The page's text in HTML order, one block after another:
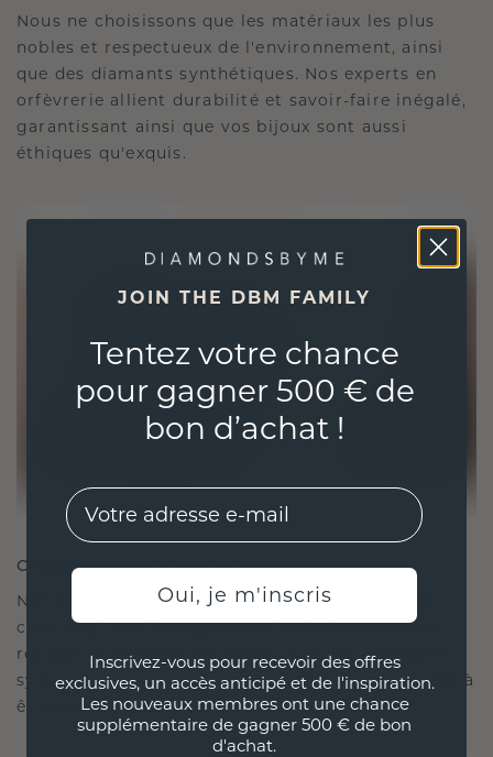
Nous ne choisissons que les matériaux les plus
nobles et respectueux de l'environnement, ainsi
que des diamants synthétiques. Nos experts en
orfèvrerie allient durabilité et savoir-faire inégalé,
garantissant ainsi que vos bijoux sont aussi
éthiques qu'exquis.
CRÉÉ POUR LA CONNEXION
Notre philosophie en matière de design est de
créer des liens, chaque pièce étant conçue pour
résister à l'épreuve du temps. Elle devient votre
symbole d'amour et de moments chéris, destinée à
être portée et chérie pour toujours.
JOIN THE DBM FAMILY
Tentez votre chance
pour gagner 500 € de
bon d’achat !
EMail
Oui, je m'inscris
Inscrivez-vous pour recevoir des offres
exclusives, un accès anticipé et de l'inspiration.
Les nouveaux membres ont une chance
supplémentaire de gagner 500 € de bon
d'achat.